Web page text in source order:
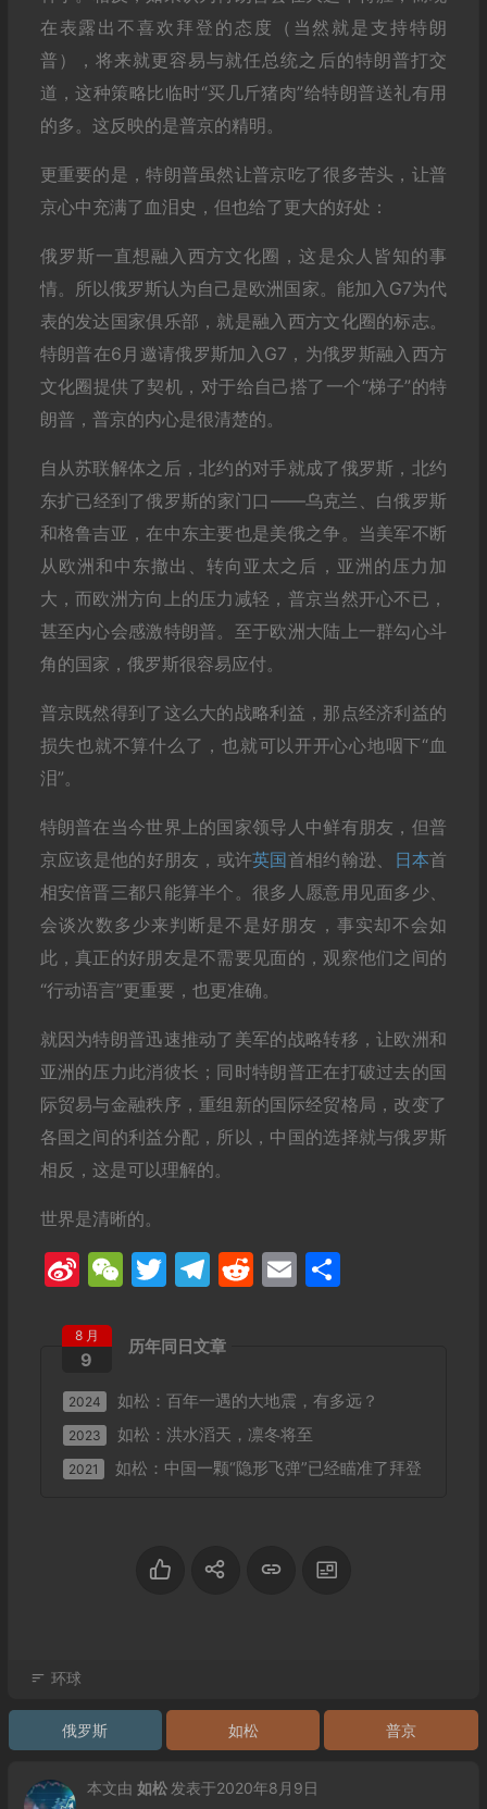
在表露出不喜欢拜登的态度（当然就是支持特朗
普），将来就更容易与就任总统之后的特朗普打交
道，这种策略比临时“买几斤猪肉”给特朗普送礼有用
的多。这反映的是普京的精明。
更重要的是，特朗普虽然让普京吃了很多苦头，让普
京心中充满了血泪史，但也给了更大的好处：
俄罗斯一直想融入西方文化圈，这是众人皆知的事
情。所以俄罗斯认为自己是欧洲国家。能加入G7为代
表的发达国家俱乐部，就是融入西方文化圈的标志。
特朗普在6月邀请俄罗斯加入G7，为俄罗斯融入西方
文化圈提供了契机，对于给自己搭了一个“梯子”的特
朗普，普京的内心是很清楚的。
自从苏联解体之后，北约的对手就成了俄罗斯，北约
东扩已经到了俄罗斯的家门口——乌克兰、白俄罗斯
和格鲁吉亚，在中东主要也是美俄之争。当美军不断
从欧洲和中东撤出、转向亚太之后，亚洲的压力加
大，而欧洲方向上的压力减轻，普京当然开心不已，
甚至内心会感激特朗普。至于欧洲大陆上一群勾心斗
角的国家，俄罗斯很容易应付。
普京既然得到了这么大的战略利益，那点经济利益的
损失也就不算什么了，也就可以开开心心地咽下“血
泪”。
特朗普在当今世界上的国家领导人中鲜有朋友，但普
京应该是他的好朋友，或许英国首相约翰逊、 日本首
相安倍晋三都只能算半个。很多人愿意用见面多少、
会谈次数多少来判断是不是好朋友，事实却不会如
此，真正的好朋友是不需要见面的，观察他们之间的
“行动语言”更重要，也更准确。
就因为特朗普迅速推动了美军的战略转移，让欧洲和
亚洲的压力此消彼长；同时特朗普正在打破过去的国
际贸易与金融秩序，重组新的国际经贸格局，改变了
各国之间的利益分配，所以，中国的选择就与俄罗斯
相反，这是可以理解的。
世界是清晰的。
SinaWeChat
Twitter
Telegram
Reddit
Email
分
历年同日文章
8 月
9
2024 如松：百年一遇的大地震，有多远？
2023 如松：洪水滔天，凛冬将至
2021 如松：中国一颗“隐形飞弹”已经瞄准了拜登
环球
俄罗斯 如松 普京
本文由 如松 发表于2020年8月9日